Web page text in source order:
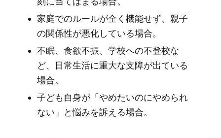
家庭でのルールが全く機能せず、親子
の関係性が悪化している場合。
不眠、食欲不振、学校への不登校な
ど、日常生活に重大な支障が出ている
場合。
子ども自身が「やめたいのにやめられ
ない」と悩みを訴える場合。